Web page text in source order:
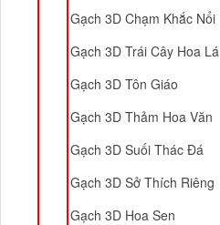
Gạch 3D Chạm Khắc Nổi
Gạch 3D Trái Cây Hoa Lá
Gạch 3D Tôn Giáo
Gạch 3D Thảm Hoa Văn
Gạch 3D Suối Thác Đá
Gạch 3D Sở Thích Riêng
Gạch 3D Hoa Sen